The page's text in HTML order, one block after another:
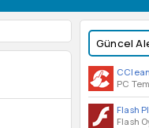
Güncel
PC
Flash
Flash